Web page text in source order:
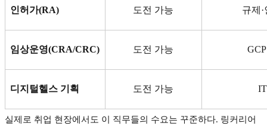
인허가(RA) 도전 가능 규제 ·
임상운영(CRA/CRC) 도전 가능
디지털헬스 기획 도전 가능
실제로 취업 현장에서도 이 직무들의 수요는 꾸준하다. 링커리어